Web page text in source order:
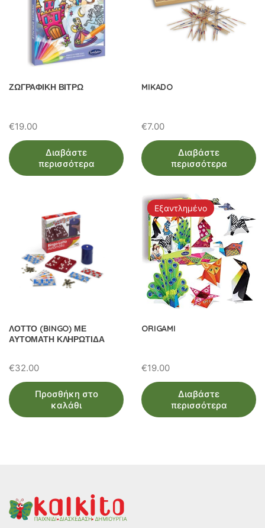
ΖΩΓΡΑΦΙΚΗ ΒΙΤΡΩ
€19.00
Διαβάστε
περισσότερα
MIKADO
€7.00
Διαβάστε
περισσότερα
ΛΟΤΤΟ (BINGO) ΜΕ
ΑΥΤΟΜΑΤΗ ΚΛΗΡΩΤΙΔΑ
€32.00
Προσθήκη στο
καλάθι
Εξαντλημένο
ORIGAMI
€19.00
Διαβάστε
περισσότερα